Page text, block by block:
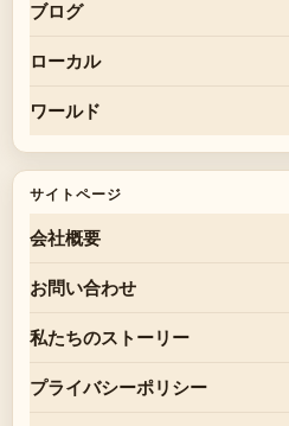
ブログ
ローカル
ワールド
サイトページ
会社概要
お問い合わせ
私たちのストーリー
プライバシーポリシー